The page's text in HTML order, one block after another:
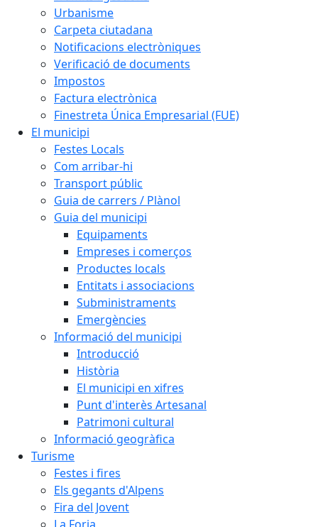
Urbanisme
Carpeta ciutadana
Notificacions electròniques
Verificació de documents
Impostos
Factura electrònica
Finestreta Única Empresarial (FUE)
El municipi
Festes Locals
Com arribar-hi
Transport públic
Guia de carrers / Plànol
Guia del municipi
Equipaments
Empreses i comerços
Productes locals
Entitats i associacions
Subministraments
Emergències
Informació del municipi
Introducció
Història
El municipi en xifres
Punt d'interès Artesanal
Patrimoni cultural
Informació geogràfica
Turisme
Festes i fires
Els gegants d'Alpens
Fira del Jovent